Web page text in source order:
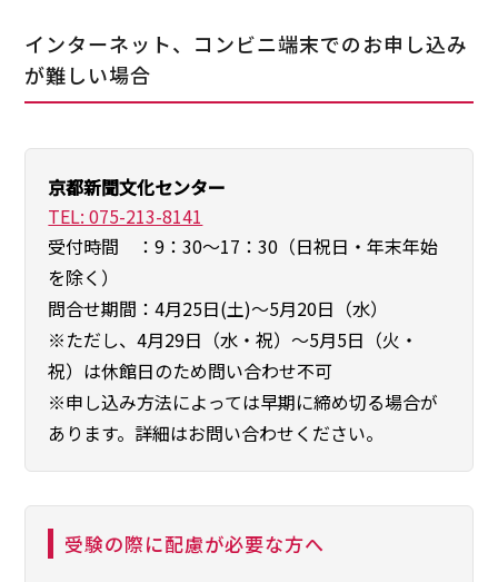
インターネット、コンビニ端末でのお申し込み
が難しい場合
京都新聞文化センター
TEL: 075-213-8141
受付時間 ：9：30～17：30（日祝日・年末年始
を除く）
問合せ期間：4月25日(土)～5月20日（水）
※ただし、4月29日（水・祝）～5月5日（火・
祝）は休館日のため問い合わせ不可
※申し込み方法によっては早期に締め切る場合が
あります。詳細はお問い合わせください。
受験の際に配慮が必要な方へ